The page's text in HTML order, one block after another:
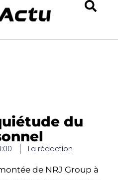
du
La rédaction
de NRJ Group à